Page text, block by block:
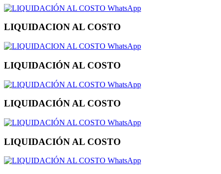
WhatsApp
LIQUIDACION AL COSTO
WhatsApp
LIQUIDACIÓN AL COSTO
WhatsApp
LIQUIDACIÓN AL COSTO
WhatsApp
LIQUIDACIÓN AL COSTO
WhatsApp